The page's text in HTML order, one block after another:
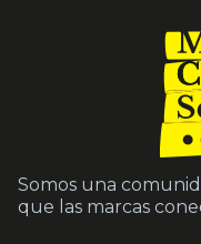
Somos una
que las marcas